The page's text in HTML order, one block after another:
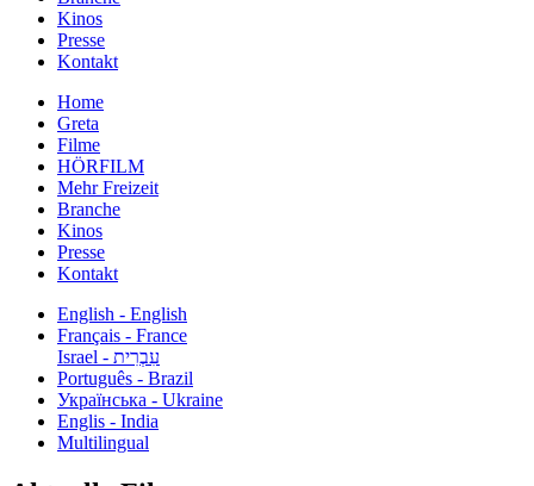
Kinos
Presse
Kontakt
Home
Greta
Filme
HÖRFILM
Mehr Freizeit
Branche
Kinos
Presse
Kontakt
English - English
Français - France
עִבְרִית - Israel
Português - Brazil
Українська - Ukraine
Englis - India
Multilingual